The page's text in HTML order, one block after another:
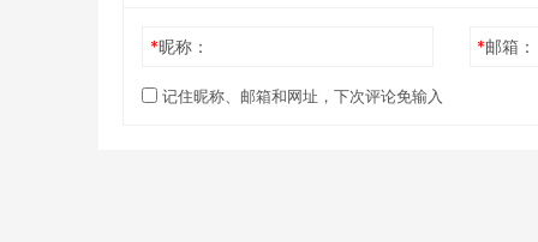
*昵称： *邮箱：
记住昵称、邮箱和网址，下次评论免输入